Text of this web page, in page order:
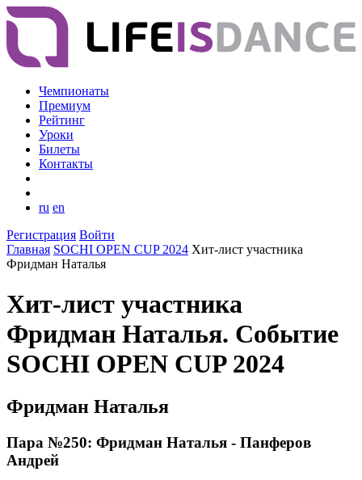
Чемпионаты
Премиум
Рейтинг
Уроки
Билеты
Контакты
ru en
Регистрация Войти
Главная SOCHI OPEN CUP 2024 Хит-лист участника
Фридман Наталья
Хит-лист участника
Фридман Наталья. Событие
SOCHI OPEN CUP 2024
Фридман Наталья
Пара №250: Фридман Наталья - Панферов
Андрей